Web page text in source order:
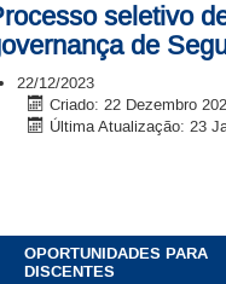
seletivo
de
22/12/2023
Criado: 22 Dezembro
Última Atualização: 23
OPORTUNIDADES PARA
DISCENTES